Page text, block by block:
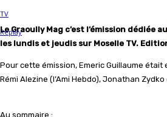
Le Graoully Mag c’est l’émission dédiée au
les lundis et jeudis sur Moselle TV.
Pour cette émission, Emeric Guillaume était
Rémi Alezine (l’Ami Hebdo), Jonathan
Au sommaire :